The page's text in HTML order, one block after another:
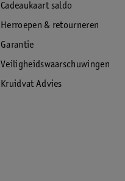
Cadeaukaart saldo
Herroepen & retourneren
Garantie
Veiligheidswaarschuwingen
Kruidvat Advies